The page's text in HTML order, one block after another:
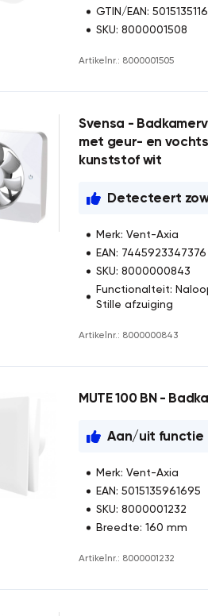
GTIN/EAN:
SKU: 8000001508
Artikelnr.: 8000001505
Svensa -
met geur- en
kunststof wit
Detecteert
Merk: Vent-Axia
EAN: 7445923347376
SKU: 8000000843
Functionalteit:
Stille afzuiging
Artikelnr.: 8000000843
MUTE 100 BN -
Aan/uit functie
Merk: Vent-Axia
EAN: 5015135961695
SKU: 8000001232
Breedte: 160 mm
Artikelnr.: 8000001232